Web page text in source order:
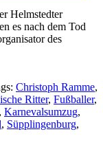
Helmstedter
es nach dem Tod
des
Christoph Ramme,
Ritter, Fußballer,
, Karnevalsumzug,
, Süpplingenburg,